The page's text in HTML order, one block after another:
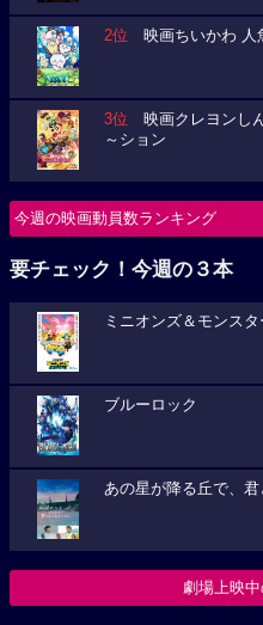
2位 映画ちいかわ 人
3位 映画クレヨンし
～ション
今週の映画動員数ランキング
要チェック！今週の３本
ミニオンズ＆モンスタ
ブルーロック
あの星が降る丘で、君
劇場上映